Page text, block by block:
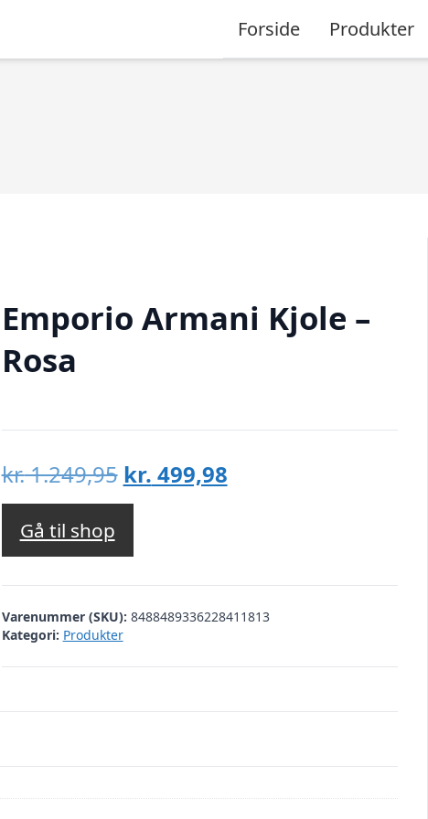
Forside Produkter
Emporio Armani Kjole –
Rosa
kr.1.249,95 Den
oprindelige
var:
kr. 1.249,95.
kr. 499,98Den
kr. 499,98.
Gå til shop
Varenummer (SKU): 8488489336228411813
Kategori: Produkter